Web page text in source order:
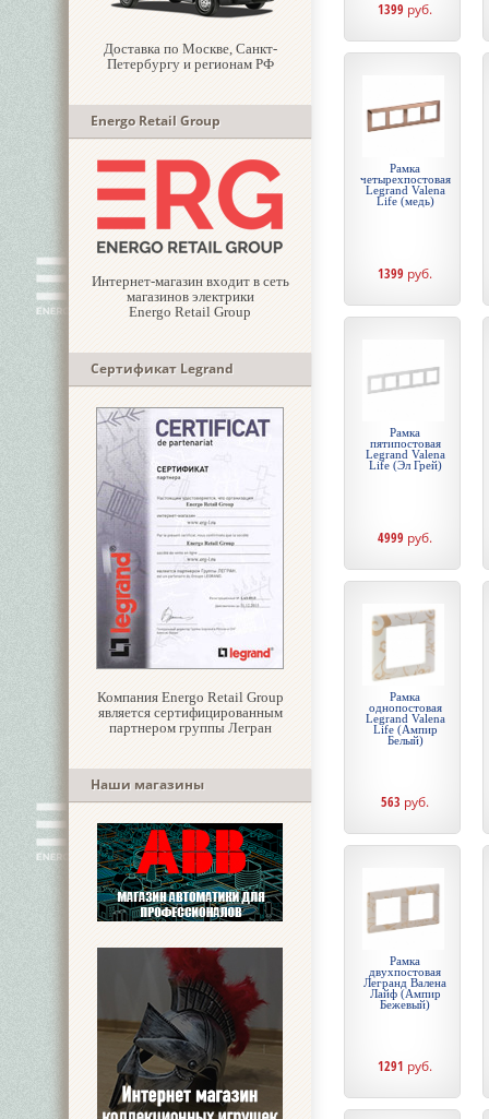
Доставка по Москве, Санкт-
Петербургу и регионам РФ
Energo Retail Group
Интернет-магазин входит в сеть
магазинов электрики
Energo Retail Group
Сертификат Legrand
Компания Energo Retail Group
является сертифицированным
партнером группы Легран
Наши магазины
1399 руб.
Рамка
четырехпостовая
Legrand Valena
Life (медь)
1399 руб.
Рамка
пятипостовая
Legrand Valena
Life (Эл Грей)
4999 руб.
Рамка
однопостовая
Legrand Valena
Life (Ампир
Белый)
563 руб.
Рамка
двухпостовая
Легранд Валена
Лайф (Ампир
Бежевый)
1291 руб.